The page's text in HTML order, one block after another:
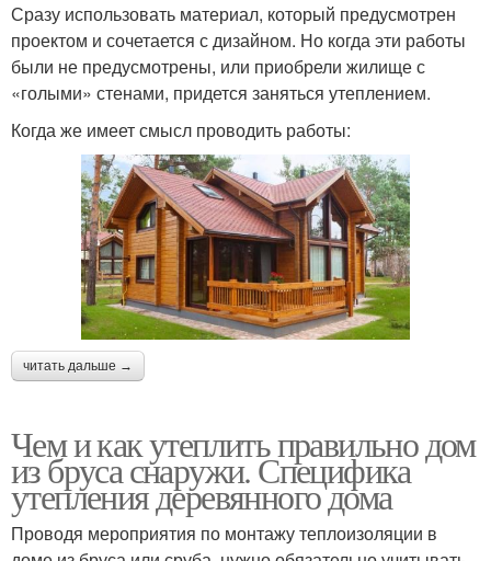
Сразу использовать материал, который предусмотрен
проектом и сочетается с дизайном. Но когда эти работы
были не предусмотрены, или приобрели жилище с
«голыми» стенами, придется заняться утеплением.
Когда же имеет смысл проводить работы:
читать дальше →
Чем и как утеплить правильно дом
из бруса снаружи. Специфика
утепления деревянного дома
Проводя мероприятия по монтажу теплоизоляции в